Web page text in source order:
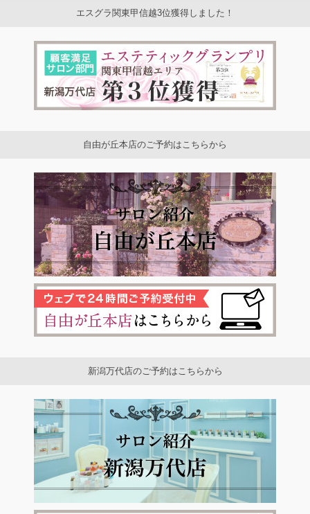
エスグラ関東甲信越3位獲得しました！
自由が丘本店のご予約はこちらから
新潟万代店のご予約はこちらから